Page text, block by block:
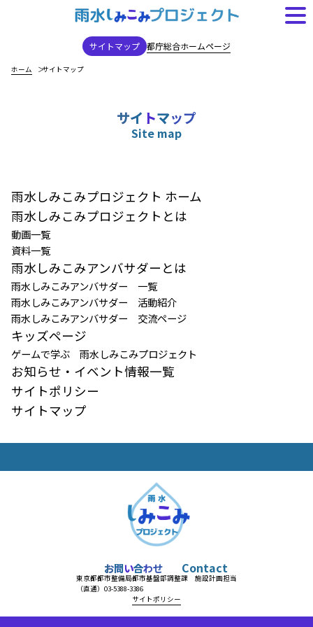
サイトマップ 都庁総合ホームページ
ホーム サイトマップ
サイ トマップ
Site map
雨水しみこみプロジェクト ホーム
雨水しみこみプロジェクトとは
動画一覧
資料一覧
雨水しみこみアンバサダーとは
雨水しみこみアンバサダー 一覧
雨水しみこみアンバサダー 活動紹介
雨水しみこみアンバサダー 交流ページ
キッズページ
ゲームで学ぶ 雨水しみこみプロジェクト
お知らせ・イベント情報一覧
サイトポリシー
サイトマップ
お問い合わせ Contact
東京都都市整備局都市基盤部調整課 施設計画担当
（直通）03-5388-3386
サイトポリシー